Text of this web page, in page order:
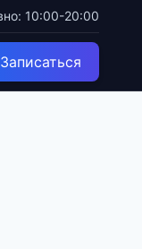
10:00-20:00
Записаться